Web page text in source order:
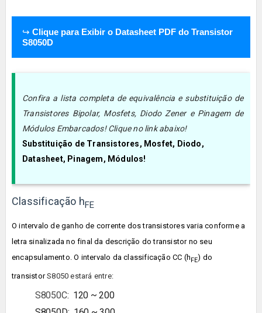
↪ Clique para Exibir o Datasheet PDF do Transistor
S8050D
Confira a lista completa de equivalência e substituição de
Transistores Bipolar, Mosfets, Diodo Zener e Pinagem de
Módulos Embarcados! Clique no link abaixo!
Substituição de Transistores, Mosfet, Diodo,
Datasheet, Pinagem, Módulos!
Classificação hFE
O intervalo de ganho de corrente dos transistores varia conforme a
letra sinalizada no final da descrição do transistor no seu
encapsulamento. O intervalo da classificação CC (hFE) do
transistorS8050 estará entre:
S8050C: 120 ~ 200